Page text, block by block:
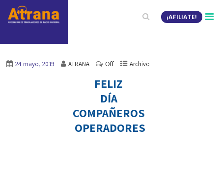
¡AFILIATE!
24 mayo, 2019 ATRANA Off Archivo
FELIZ
DÍA
COMPAÑEROS
OPERADORES